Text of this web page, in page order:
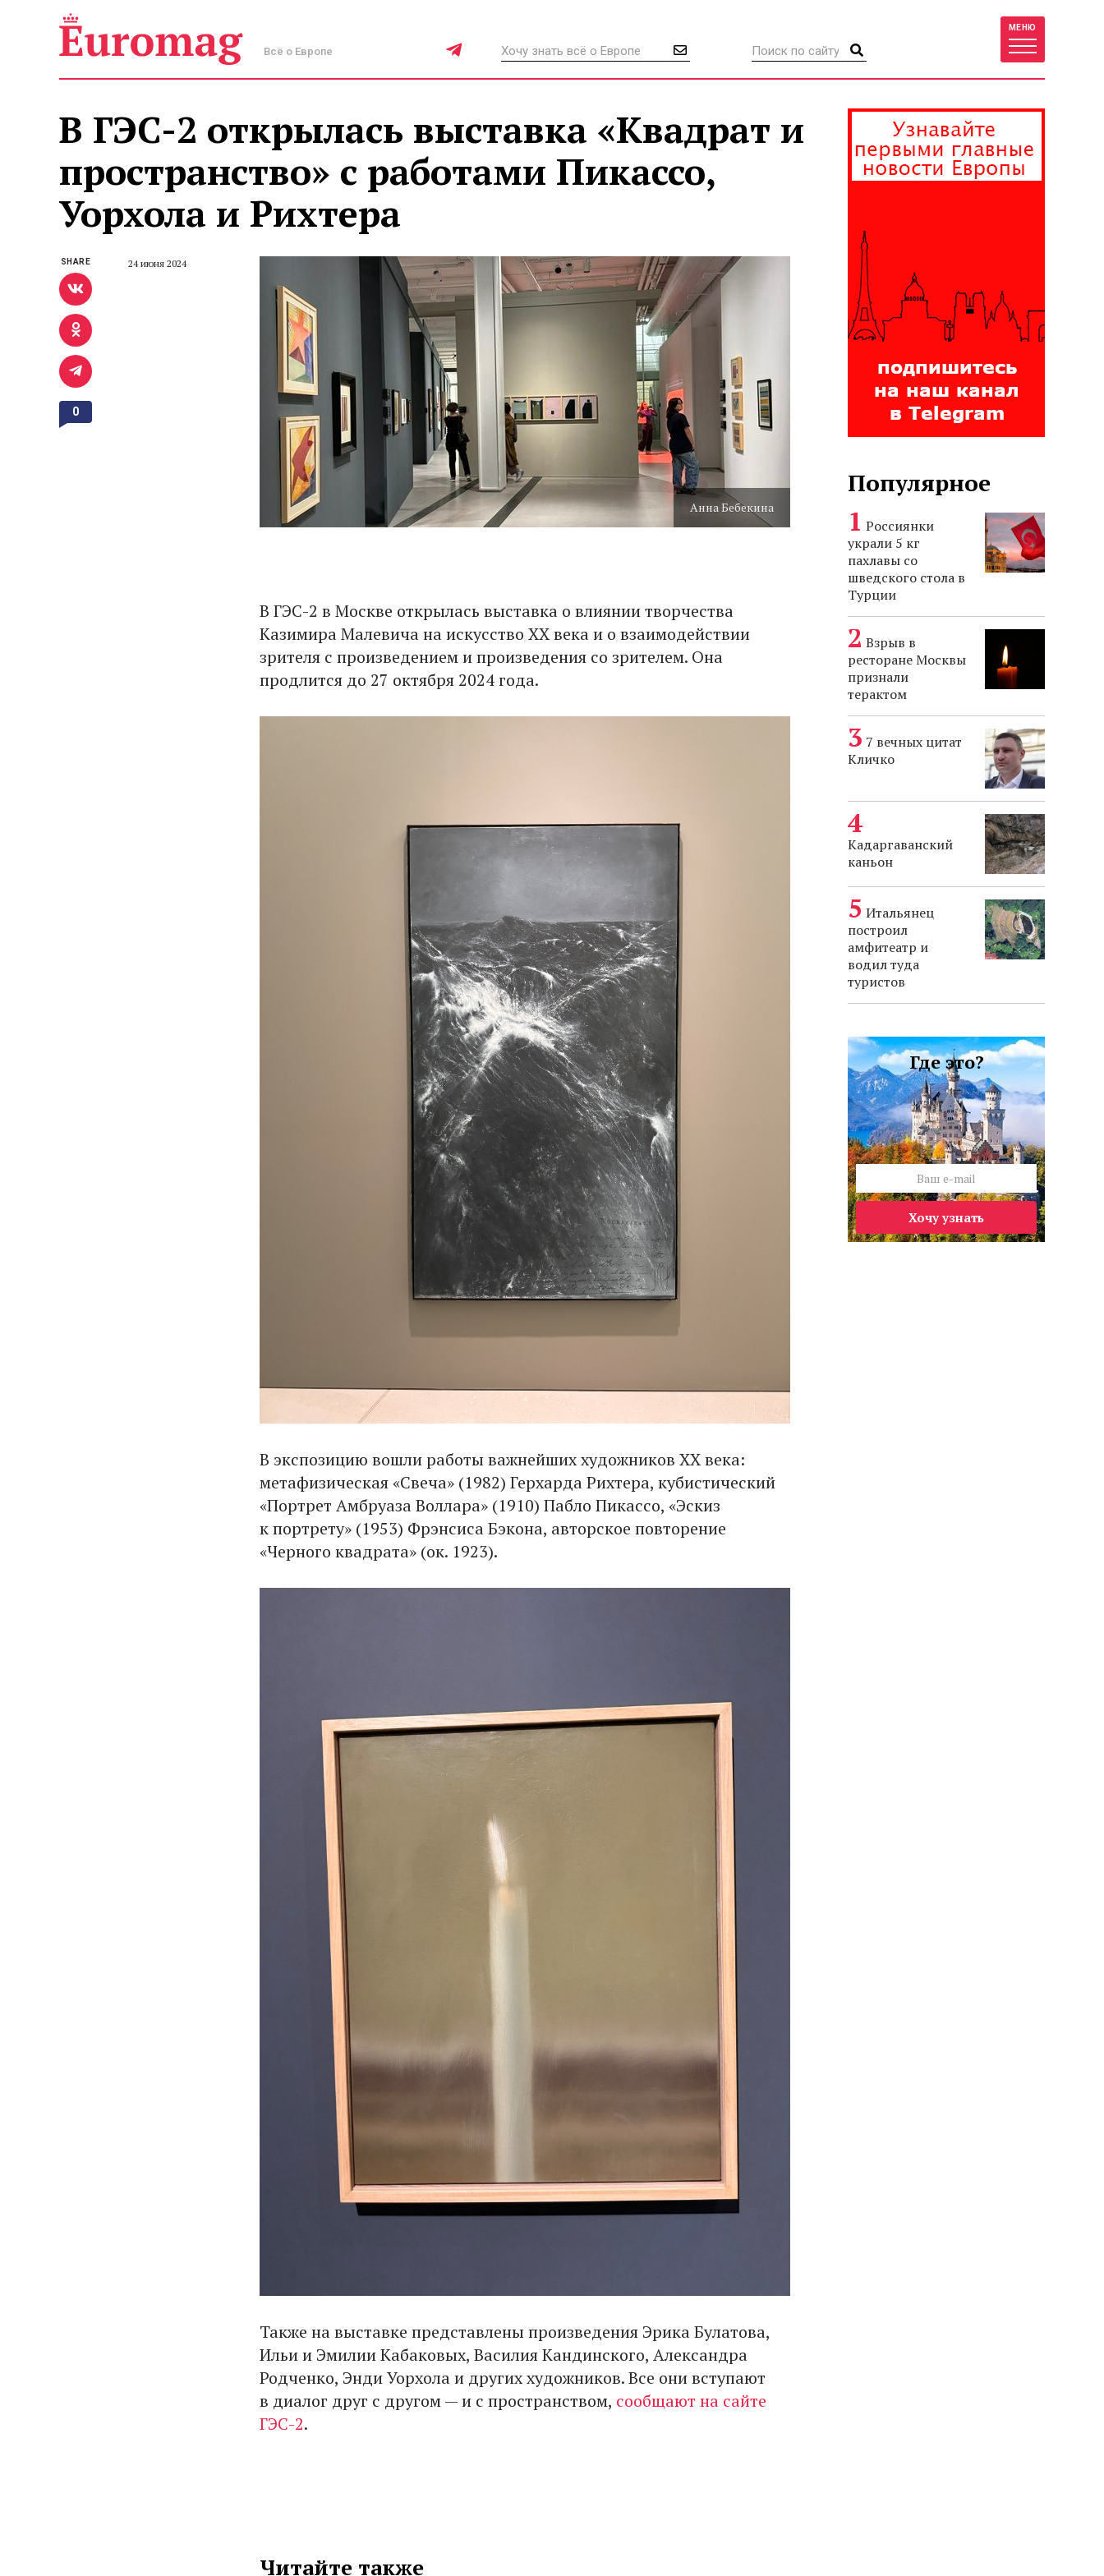
Всё о Европе
МЕНЮ
В ГЭС-2 открылась выставка «Квадрат и
пространство» с работами Пикассо,
Уорхола и Рихтера
24 июня 2024
Анна Бебекина
В ГЭС-2 в Москве открылась выставка о влиянии творчества
Казимира Малевича на искусство ХХ века и о взаимодействии
зрителя с произведением и произведения со зрителем. Она
продлится до 27 октября 2024 года.
В экспозицию вошли работы важнейших художников ХХ века:
метафизическая «Свеча» (1982) Герхарда Рихтера, кубистический
«Портрет Амбруаза Воллара» (1910) Пабло Пикассо, «Эскиз
к портрету» (1953) Фрэнсиса Бэкона, авторское повторение
«Черного квадрата» (ок. 1923).
Также на выставке представлены произведения Эрика Булатова,
Ильи и Эмилии Кабаковых, Василия Кандинского, Александра
Родченко, Энди Уорхола и других художников. Все они вступают
в диалог друг с другом — и с пространством, сообщают на сайте
ГЭС-2.
Читайте также
SHARE
0
Популярное
Россиянки
украли 5 кг
пахлавы со
шведского стола в
Турции
Взрыв в
ресторане Москвы
признали
терактом
7 вечных цитат
Кличко
Кадаргаванский
каньон
Итальянец
построил
амфитеатр и
водил туда
туристов
Где это?
Хочу узнать